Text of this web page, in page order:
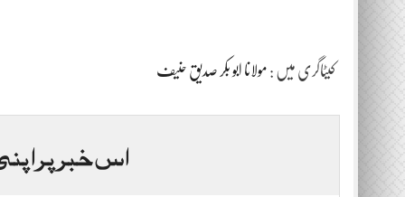
کیٹاگری میں : مولانا ابو بکر صدیق حنیف
اس خبر پر